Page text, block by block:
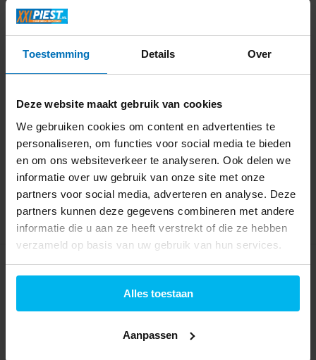
Toestemming Details Over
Deze website maakt gebruik van cookies
We gebruiken cookies om content en advertenties te
personaliseren, om functies voor social media te bieden
en om ons websiteverkeer te analyseren. Ook delen we
informatie over uw gebruik van onze site met onze
partners voor social media, adverteren en analyse. Deze
partners kunnen deze gegevens combineren met andere
informatie die u aan ze heeft verstrekt of die ze hebben
verzameld op basis van uw gebruik van hun services.
Alles toestaan
Aanpassen
Motorola edge 60
Informeer naar de
beschikbaarheid
269,-
Informeer naar de
beschikbaarheid
17,99